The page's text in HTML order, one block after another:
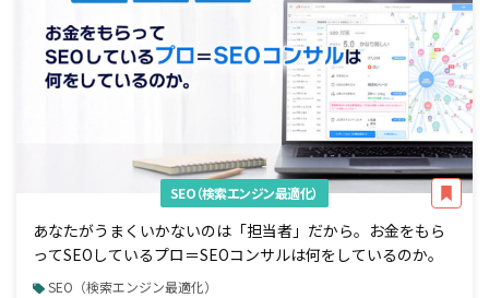
SEO（検索エンジン最適化）
あなたがうまくいかないのは「担当者」だから。お金をもら
ってSEOしているプロ＝SEOコンサルは何をしているのか。
SEO（検索エンジン最適化）